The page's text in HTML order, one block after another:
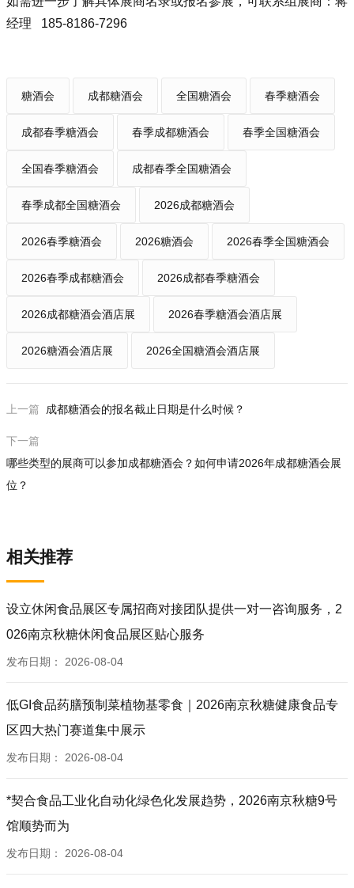
经理 185-8186-7296
糖酒会 成都糖酒会 全国糖酒会 春季糖酒会
成都春季糖酒会 春季成都糖酒会 春季全国糖酒会
全国春季糖酒会 成都春季全国糖酒会
春季成都全国糖酒会 2026成都糖酒会
2026春季糖酒会 2026糖酒会 2026春季全国糖酒会
2026春季成都糖酒会 2026成都春季糖酒会
2026成都糖酒会酒店展 2026春季糖酒会酒店展
2026糖酒会酒店展 2026全国糖酒会酒店展
上一篇 成都糖酒会的报名截止日期是什么时候？
下一篇
哪些类型的展商可以参加成都糖酒会？如何申请2026年成都糖酒会展
位？
相关推荐
设立休闲食品展区专属招商对接团队提供一对一咨询服务，2
026南京秋糖休闲食品展区贴心服务
发布日期： 2026-08-04
低GI食品药膳预制菜植物基零食｜2026南京秋糖健康食品专
区四大热门赛道集中展示
发布日期： 2026-08-04
*契合食品工业化自动化绿色化发展趋势，2026南京秋糖9号
馆顺势而为
发布日期： 2026-08-04